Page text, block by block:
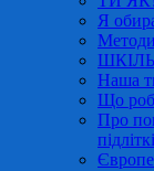
Я
Наша
Що
Про